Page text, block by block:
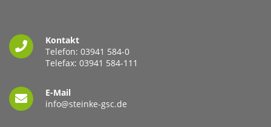
Kontakt
Telefon: 03941 584-0
Telefax: 03941 584-111
E-Mail
info@steinke-gsc.de